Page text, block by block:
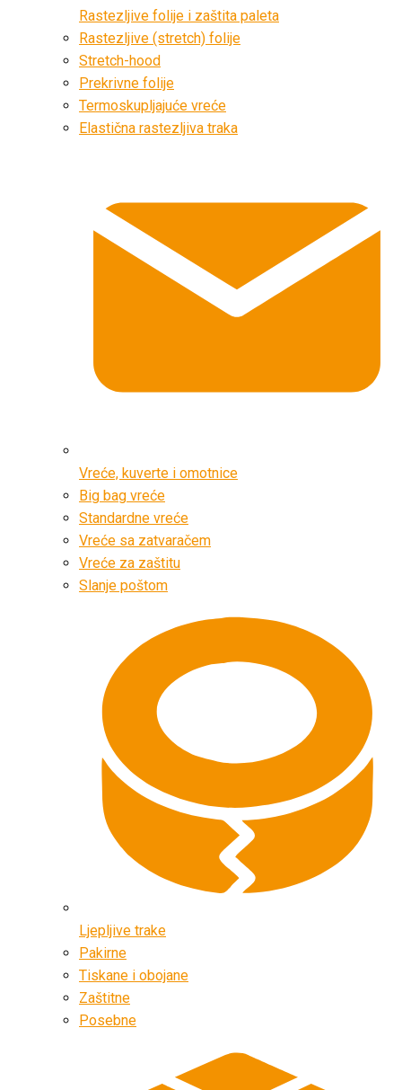
Rastezljive folije i zaštita paleta
Rastezljive (stretch) folije
Stretch-hood
Prekrivne folije
Termoskupljajuće vreće
Elastična rastezljiva traka
Vreće, kuverte i omotnice
Big bag vreće
Standardne vreće
Vreće sa zatvaračem
Vreće za zaštitu
Slanje poštom
Ljepljive trake
Pakirne
Tiskane i obojane
Zaštitne
Posebne